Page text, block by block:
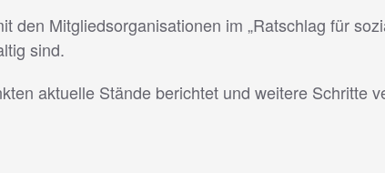
den Mitgliedsorganisationen im „Ratschlag für
sind.
aktuelle Stände berichtet und weitere Schritte